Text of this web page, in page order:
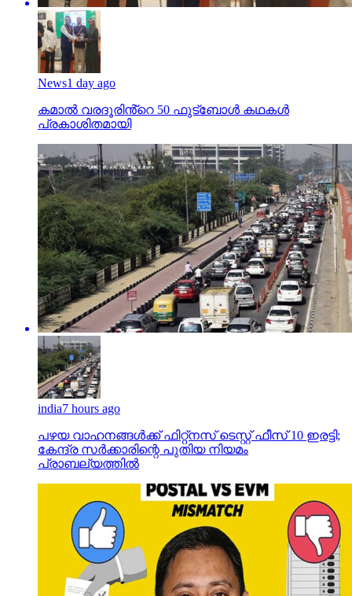
News1 day ago
കമാൽ വരദൂരിൻ്റെ 50 ഫുട്ബോൾ കഥകൾ
പ്രകാശിതമായി
india7 hours ago
പഴയ വാഹനങ്ങള്‍ക്ക് ഫിറ്റ്‌നസ് ടെസ്റ്റ് ഫീസ് 10 ഇരട്ടി;
കേന്ദ്ര സര്‍ക്കാരിന്റെ പുതിയ നിയമം
പ്രാബല്യത്തില്‍